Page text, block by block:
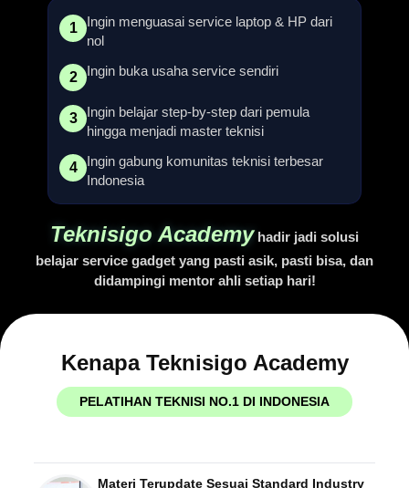
1
Ingin menguasai service laptop & HP dari
nol
2 Ingin buka usaha service sendiri
3
Ingin belajar step-by-step dari pemula
hingga menjadi master teknisi
4
Ingin gabung komunitas teknisi terbesar
Indonesia
Teknisigo Academyhadir jadi solusi
belajar service gadget yang pasti asik, pasti bisa, dan
didampingi mentor ahli setiap hari!
Kenapa Teknisigo Academy
PELATIHAN TEKNISI NO.1 DI INDONESIA
Materi Terupdate Sesuai Standard Industry